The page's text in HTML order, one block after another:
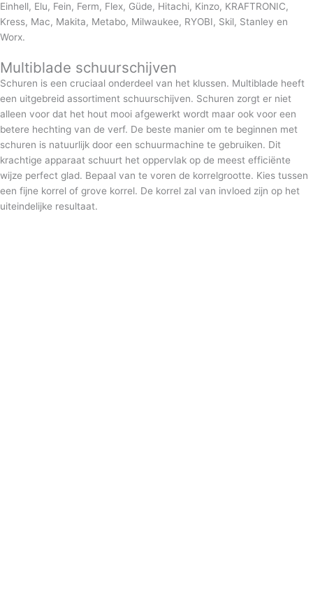
Einhell, Elu, Fein, Ferm, Flex, Güde, Hitachi, Kinzo, KRAFTRONIC,
Kress, Mac, Makita, Metabo, Milwaukee, RYOBI, Skil, Stanley en
Worx.
Multiblade schuurschijven
Schuren is een cruciaal onderdeel van het klussen. Multiblade heeft
een uitgebreid assortiment schuurschijven. Schuren zorgt er niet
alleen voor dat het hout mooi afgewerkt wordt maar ook voor een
betere hechting van de verf. De beste manier om te beginnen met
schuren is natuurlijk door een schuurmachine te gebruiken. Dit
krachtige apparaat schuurt het oppervlak op de meest efficiënte
wijze perfect glad. Bepaal van te voren de korrelgrootte. Kies tussen
een fijne korrel of grove korrel. De korrel zal van invloed zijn op het
uiteindelijke resultaat.